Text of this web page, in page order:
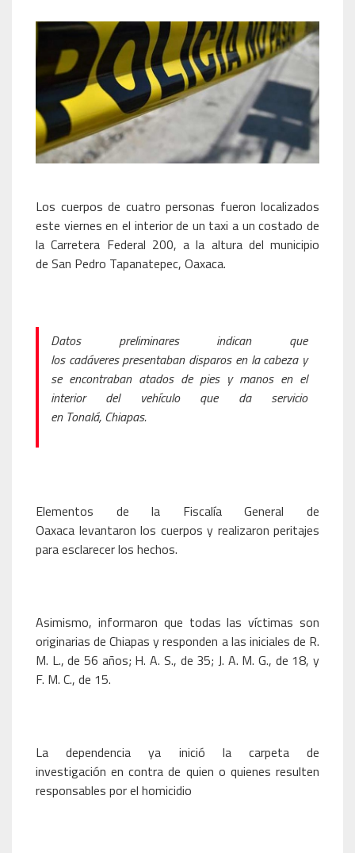
Los cuerpos de cuatro personas fueron localizados
este viernes en el interior de un taxi a un costado de
la Carretera Federal 200, a la altura del municipio
de San Pedro Tapanatepec, Oaxaca.
Datos preliminares indican que
los cadáveres presentaban disparos en la cabeza y
se encontraban atados de pies y manos en el
interior del vehículo que da servicio
en Tonalá, Chiapas.
Elementos de la Fiscalía General de
Oaxaca levantaron los cuerpos y realizaron peritajes
para esclarecer los hechos.
Asimismo, informaron que todas las víctimas son
originarias de Chiapas y responden a las iniciales de R.
M. L., de 56 años; H. A. S., de 35; J. A. M. G., de 18, y
F. M. C., de 15.
La dependencia ya inició la carpeta de
investigación en contra de quien o quienes resulten
responsables por el homicidio